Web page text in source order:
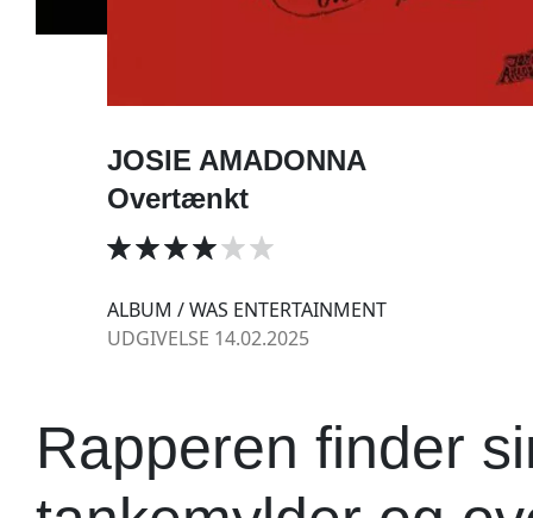
JOSIE AMADONNA
Overtænkt
ALBUM / WAS ENTERTAINMENT
UDGIVELSE 14.02.2025
Rapperen finder